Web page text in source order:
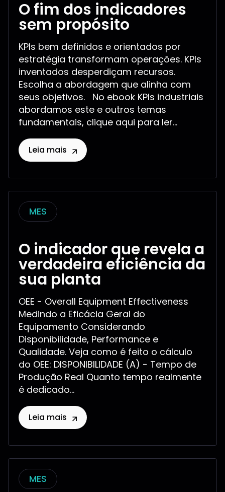
O fim dos indicadores
sem propósito
KPIs bem definidos e orientados por
estratégia transformam operações. KPIs
inventados desperdiçam recursos.
Escolha a abordagem que alinha com
seus objetivos. No ebook KPIs industriais
abordamos este e outros temas
fundamentais, clique aqui para ler...
Leia mais
MES
O indicador que revela a
verdadeira eficiência da
sua planta
OEE - Overall Equipment Effectiveness
Medindo a Eficácia Geral do
Equipamento Considerando
Disponibilidade, Performance e
Qualidade. Veja como é feito o cálculo
do OEE: DISPONIBILIDADE (A) - Tempo de
Produção Real Quanto tempo realmente
é dedicado...
Leia mais
MES